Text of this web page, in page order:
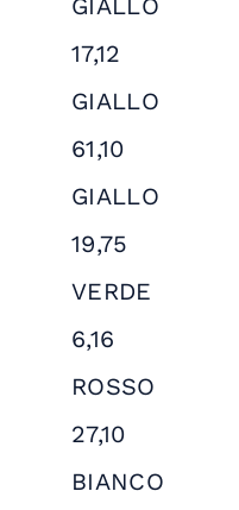
GIALLO
17,12
GIALLO
61,10
GIALLO
19,75
VERDE
6,16
ROSSO
27,10
BIANCO